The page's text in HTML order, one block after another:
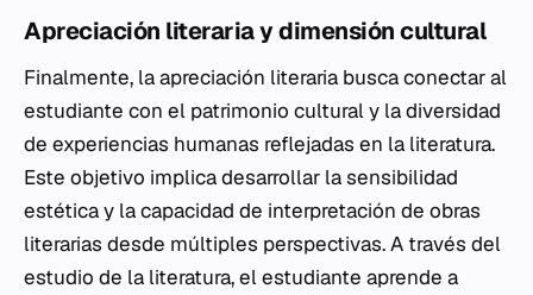
Apreciación literaria y dimensión cultural
Finalmente, la apreciación literaria busca conectar al
estudiante con el patrimonio cultural y la diversidad
de experiencias humanas reflejadas en la literatura.
Este objetivo implica desarrollar la sensibilidad
estética y la capacidad de interpretación de obras
literarias desde múltiples perspectivas. A través del
estudio de la literatura, el estudiante aprende a